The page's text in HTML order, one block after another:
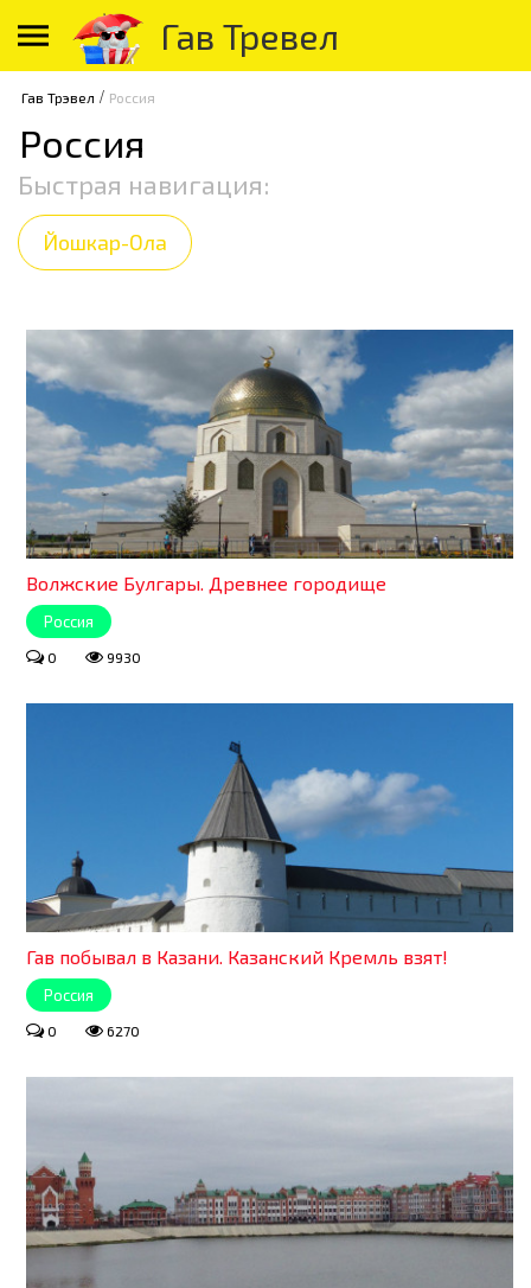
Гав Тревел
Гав Трэвел / Россия
Россия
Быстрая навигация:
Йошкар-Ола
Волжские Булгары. Древнее городище
Россия
0 9930
Гав побывал в Казани. Казанский Кремль взят!
Россия
0 6270